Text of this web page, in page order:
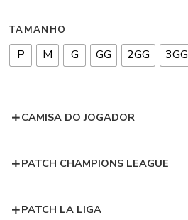
TAMANHO
P M G GG 2GG 3GG
CAMISA DO JOGADOR
PATCH CHAMPIONS LEAGUE
PATCH LA LIGA